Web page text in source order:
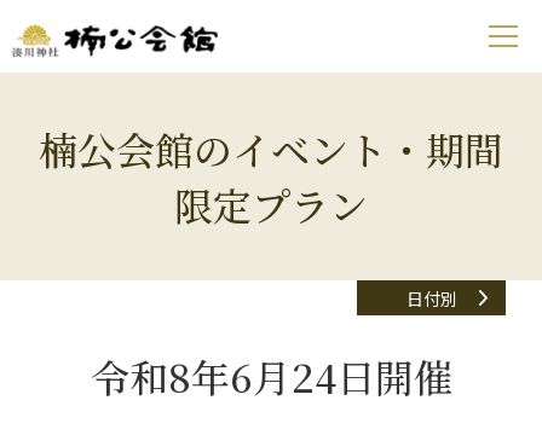
楠公会館のイベント・期間
限定プラン
日付別
令和8年6月24日開催